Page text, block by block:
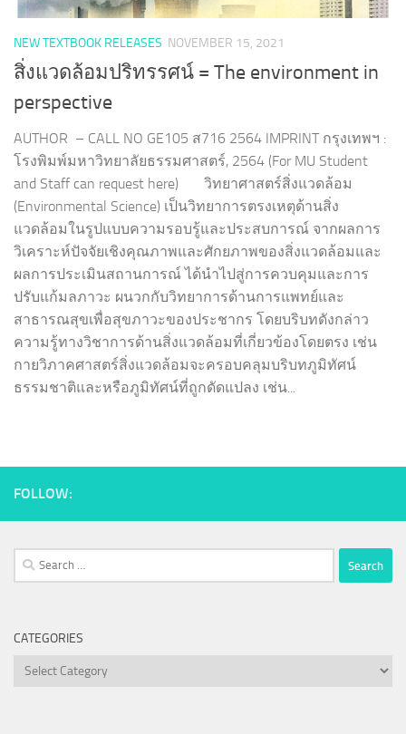
NEW TEXTBOOK RELEASES NOVEMBER 15, 2021
สิ่งแวดล้อมปริทรรศน์ = The environment in
perspective
AUTHOR – CALL NO GE105 ส716 2564 IMPRINT กรุงเทพฯ :
โรงพิมพ์มหาวิทยาลัยธรรมศาสตร์, 2564 (For MU Student
and Staff can request here) วิทยาศาสตร์สิ่งแวดล้อม
(Environmental Science) เป็นวิทยาการตรงเหตุด้านสิ่ง
แวดล้อมในรูปแบบความรอบรู้และประสบการณ์ จากผลการ
วิเคราะห์ปัจจัยเชิงคุณภาพและศักยภาพของสิ่งแวดล้อมและ
ผลการประเมินสถานการณ์ ได้นำไปสู่การควบคุมและการ
ปรับแก้มลภาวะ ผนวกกับวิทยาการด้านการแพทย์และ
สาธารณสุขเพื่อสุขภาวะของประชากร โดยบริบทดังกล่าว
ความรู้ทางวิชาการด้านสิ่งแวดล้อมที่เกี่ยวข้องโดยตรง เช่น
กายวิภาคศาสตร์สิ่งแวดล้อมจะครอบคลุมบริบทภูมิทัศน์
ธรรมชาติและหรือภูมิทัศน์ที่ถูกดัดแปลง เช่น...
FOLLOW:
Search
for:
CATEGORIES
Categories